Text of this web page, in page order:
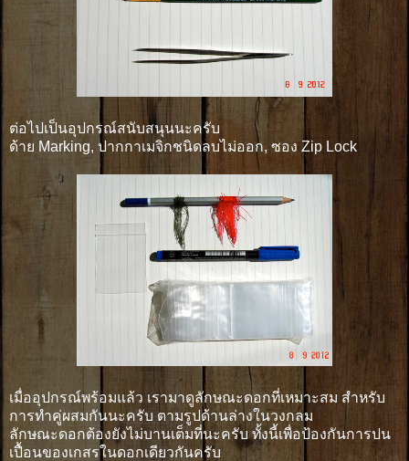
ต่อไปเป็นอุปกรณ์สนับสนุนนะครับ
ด้าย Marking, ปากกาเมจิกชนิดลบไม่ออก, ซอง Zip Lock
เมื่ออุปกรณ์พร้อมแล้ว เรามาดูลักษณะดอกที่เหมาะสม สำหรับ
การทำคู่ผสมกันนะครับ ตามรูปด้านล่างในวงกลม
ลักษณะดอกต้องยังไม่บานเต็มที่นะครับ ทั้งนี้เพื่อป้องกันการปน
เปื้อนของเกสรในดอกเดียวกันครับ